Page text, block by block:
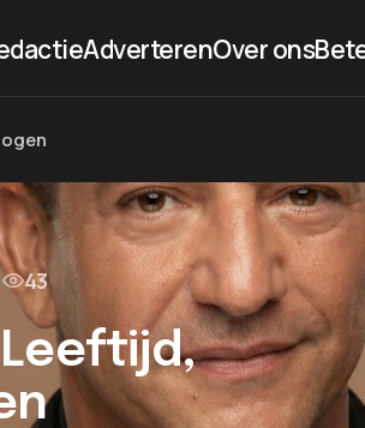
AdverterenOver ons
43
Leeftijd,